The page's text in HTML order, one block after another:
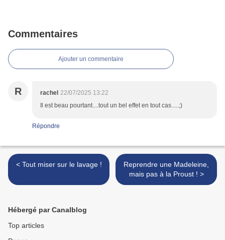
Commentaires
Ajouter un commentaire
R rachel 22/07/2025 13:22
Il est beau pourtant....tout un bel effet en tout cas.....;)
Répondre
< Tout miser sur le lavage !
Reprendre une Madeleine,
mais pas à la Proust ! >
Hébergé par Canalblog
Top articles